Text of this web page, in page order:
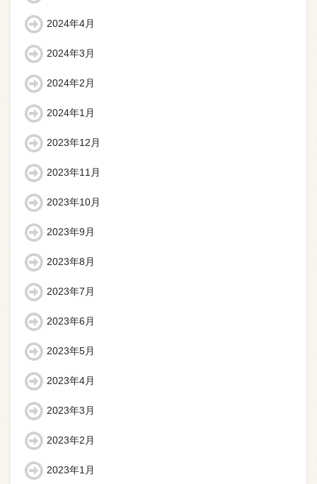
2024年4月
2024年3月
2024年2月
2024年1月
2023年12月
2023年11月
2023年10月
2023年9月
2023年8月
2023年7月
2023年6月
2023年5月
2023年4月
2023年3月
2023年2月
2023年1月